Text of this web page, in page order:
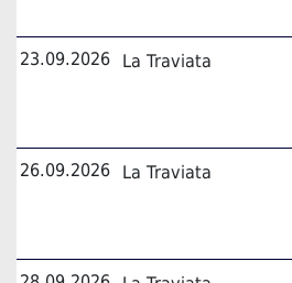
23.09.2026 La Traviata
26.09.2026 La Traviata